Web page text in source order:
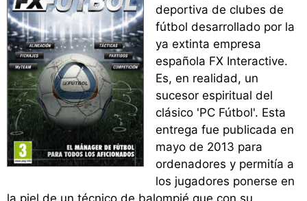
deportiva de clubes de
fútbol desarrollado por la
ya extinta empresa
española FX Interactive.
Es, en realidad, un
sucesor espiritual del
clásico 'PC Fútbol'. Esta
entrega fue publicada en
mayo de 2013 para
ordenadores y permitía a
los jugadores ponerse en
la piel de un técnico de balompié que con su